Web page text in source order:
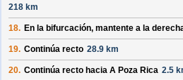
218 km
18. En la bifurcación, mantente a la
19. Continúa recto 28.9 km
20. Continúa recto hacia A Poza Rica 2.5